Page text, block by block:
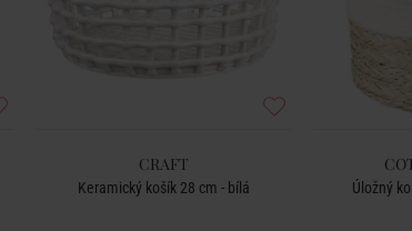
CRAFT
Keramický košík 28 cm - bílá Úložný